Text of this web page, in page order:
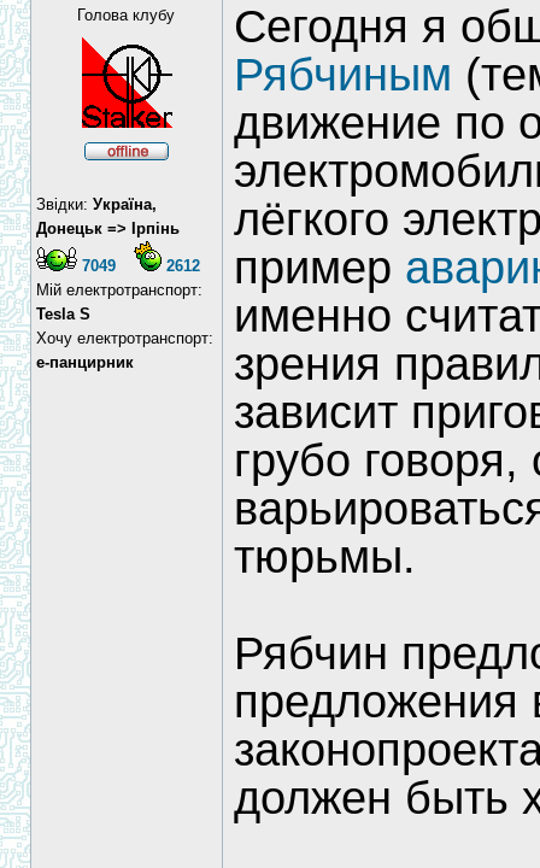
Голова клубу
Звідки: Україна,
Донецьк => Ірпінь
7049
2612
Мій електротранспорт:
Tesla S
Хочу електротранспорт:
е-панцирник
Сегодня я
Рябчиным
движение по
лёгкого
пример
именно
зрения
зависит
грубо говоря,
тюрьмы.
Рябчин
предложения
должен быть